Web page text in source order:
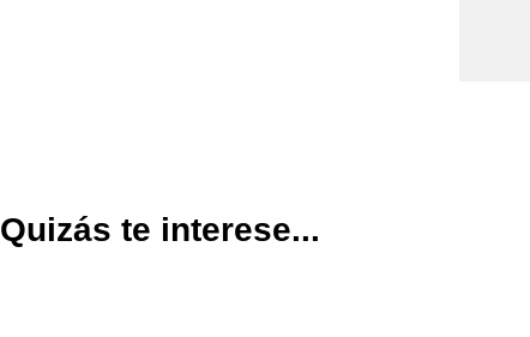
Quizás te interese...